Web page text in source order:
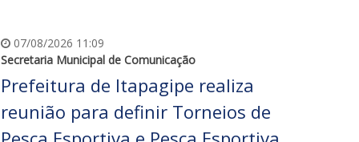
07/08/2026 11:09
Secretaria Municipal de Comunicação
Prefeitura de Itapagipe realiza
reunião para definir Torneios de